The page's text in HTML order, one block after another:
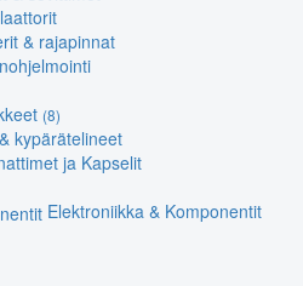
& rajapinnat
(8)
kypärätelineet
ja Kapselit
Elektroniikka & Komponentit